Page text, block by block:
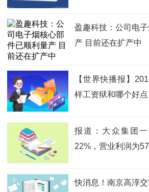
盈趣科技：公司电
产 目前还在扩产中
【世界快播报】
样工资狱和哪个好点
报道：大众集团
22%，营业利润为
快消息！南京高淳